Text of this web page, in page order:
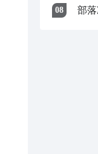
08 部